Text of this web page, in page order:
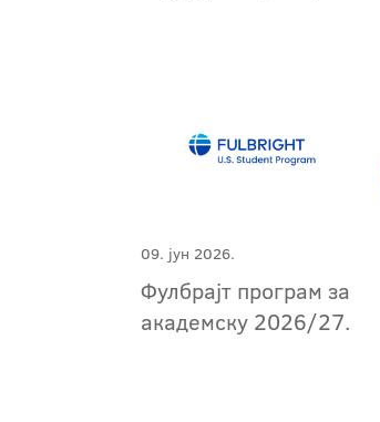
09. јун 2026.
Фулбрајт програм за
академску 2026/27.